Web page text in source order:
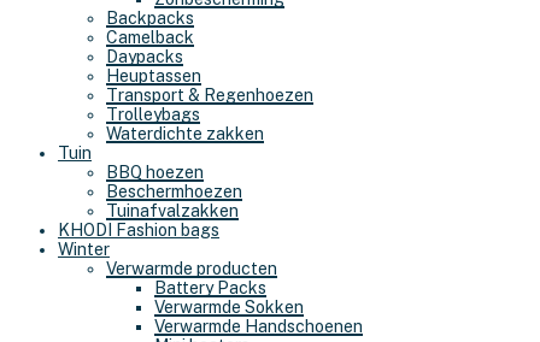
Backpacks
Camelback
Daypacks
Heuptassen
Transport & Regenhoezen
Trolleybags
Waterdichte zakken
Tuin
BBQ hoezen
Beschermhoezen
Tuinafvalzakken
KHODI Fashion bags
Winter
Verwarmde producten
Battery Packs
Verwarmde Sokken
Verwarmde Handschoenen